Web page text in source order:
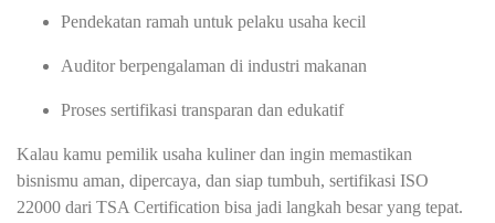
Pendekatan ramah untuk pelaku usaha kecil
Auditor berpengalaman di industri makanan
Proses sertifikasi transparan dan edukatif
Kalau kamu pemilik usaha kuliner dan ingin memastikan
bisnismu aman, dipercaya, dan siap tumbuh, sertifikasi ISO
22000 dari TSA Certification bisa jadi langkah besar yang tepat.